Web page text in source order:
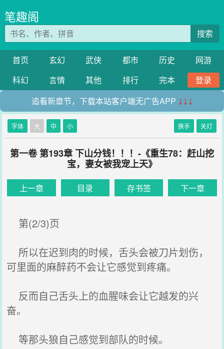
笔趣阁
搜索
首页 玄幻 武侠 都市 历史
网游
科幻
言情 其他 排行 完本
登录
追看新章节，下载本站客户端无广告APP ↓↓↓
字体 大 中 小 换手 关灯
第一卷 第193章 下山分钱！！！-《重生78：赶山挖
宝，妻女被我宠上天》
上一章 目录 存书签 下一章
第(2/3)页
所以在迟到肉的时候，舌头会被刀片划伤，
可里面的麻醉药不会让它感觉到疼痛。
反而自己舌头上的血腥味会让它越发的兴
奋。
等那头狼自己感觉到部队的时候。